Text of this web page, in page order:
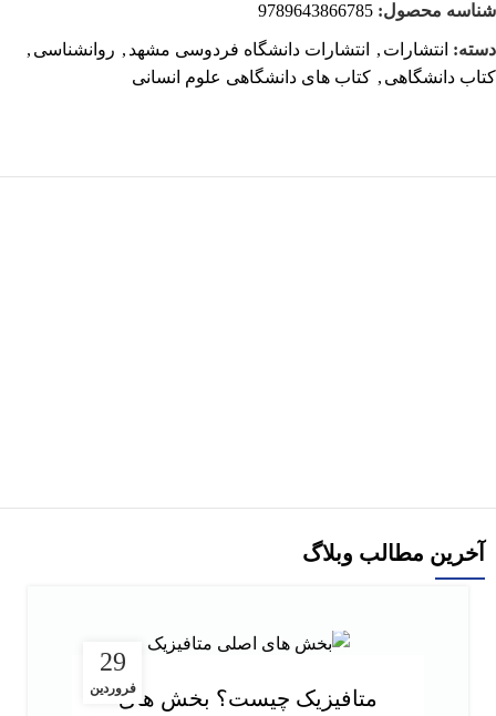
شناسه محصول: 9789643866785
دسته: انتشارات , انتشارات دانشگاه فردوسی مشهد , روانشناسی ,
کتاب دانشگاهی , کتاب های دانشگاهی علوم انسانی
آخرین مطالب وبلاگ
29
فروردینمتافیزیک چیست؟ بخش های